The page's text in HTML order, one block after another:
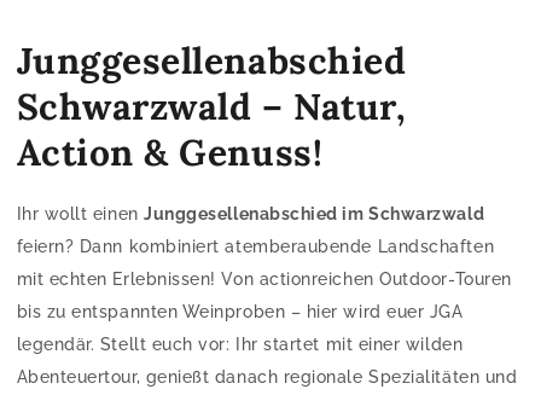
Junggesellenabschied
Schwarzwald – Natur,
Action & Genuss!
Ihr wollt einenJunggesellenabschied im Schwarzwald
feiern? Dann kombiniert atemberaubende Landschaften
mit echten Erlebnissen! Von actionreichen Outdoor-Touren
bis zu entspannten Weinproben – hier wird euer JGA
legendär. Stellt euch vor: Ihr startet mit einer wilden
Abenteuertour, genießt danach regionale Spezialitäten und